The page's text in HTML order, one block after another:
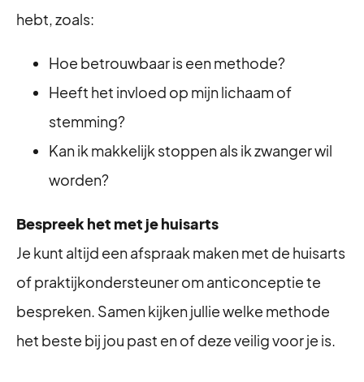
hebt, zoals:
Hoe betrouwbaar is een methode?
Heeft het invloed op mijn lichaam of
stemming?
Kan ik makkelijk stoppen als ik zwanger wil
worden?
Bespreek het met je huisarts
Je kunt altijd een afspraak maken met de huisarts
of praktijkondersteuner om anticonceptie te
bespreken. Samen kijken jullie welke methode
het beste bij jou past en of deze veilig voor je is.